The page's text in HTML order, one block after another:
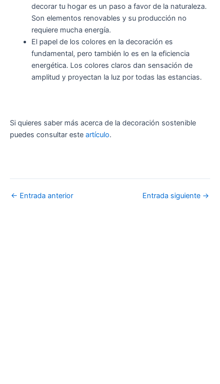
decorar tu hogar es un paso a favor de la naturaleza.
Son elementos renovables y su producción no
requiere mucha energía.
El papel de los colores en la decoración es
fundamental, pero también lo es en la eficiencia
energética. Los colores claros dan sensación de
amplitud y proyectan la luz por todas las estancias.
Si quieres saber más acerca de la decoración sostenible
puedes consultar este artículo.
← Entrada anterior Entrada siguiente →